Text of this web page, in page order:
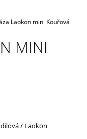
Laokon mini Kouřová
MINI
/ Laokon